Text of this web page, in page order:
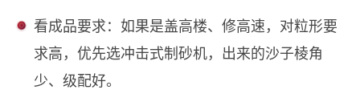
‌看成品要求‌：如果是盖高楼、修高速，对粒形要
求高，优先选冲击式制砂机，出来的沙子棱角
少、级配好。